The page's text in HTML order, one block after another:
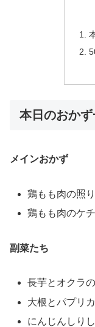
本日のおか
メインおかず
鶏もも肉の照
鶏もも肉のケ
副菜たち
長芋とオクラ
大根とパプリ
にんじんしり